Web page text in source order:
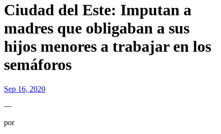
Ciudad del Este: Imputan a
madres que obligaban a sus
hijos menores a trabajar en los
semáforos
Sep 16, 2020
—
por